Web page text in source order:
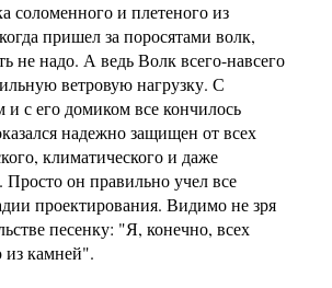
соломенного и плетеного из
пришел за поросятами волк,
не надо. А ведь Волк всего-навсего
ветровую нагрузку. С
и с его домиком все кончилось
надежно защищен от всех
климатического и даже
он правильно учел все
проектирования. Видимо не зря
песенку: "Я, конечно, всех
камней".